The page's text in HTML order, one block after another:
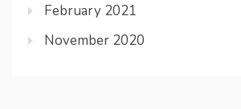
February 2021
November 2020